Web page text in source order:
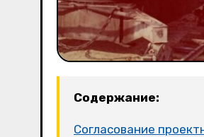
Содержание:
Согласование